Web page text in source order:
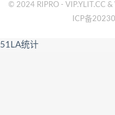
© 2024 RIPRO - VIP.YLIT.CC
ICP备
51LA统计